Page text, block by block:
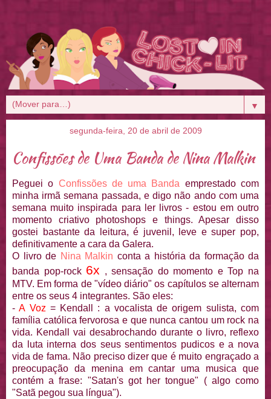
▼
segunda-feira, 20 de abril de 2009
Confissões de Uma Banda de Nina Malkin
Peguei o Confissões de uma Banda emprestado com
minha irmã semana passada, e digo não ando com uma
semana muito inspirada para ler livros - estou em outro
momento criativo photoshops e things. Apesar disso
gostei bastante da leitura, é juvenil, leve e super pop,
definitivamente a cara da Galera.
O livro de Nina Malkin conta a história da formação da
banda pop-rock 6x , sensação do momento e Top na
MTV. Em forma de "vídeo diário" os capítulos se alternam
entre os seus 4 integrantes. São eles:
-A Voz = Kendall : a vocalista de origem sulista, com
família católica fervorosa e que nunca cantou um rock na
vida. Kendall vai desabrochando durante o livro, reflexo
da luta interna dos seus sentimentos pudicos e a nova
vida de fama. Não preciso dizer que é muito engraçado a
preocupação da menina em cantar uma musica que
contém a frase: "Satan's got her tongue" ( algo como
"Satã pegou sua língua").